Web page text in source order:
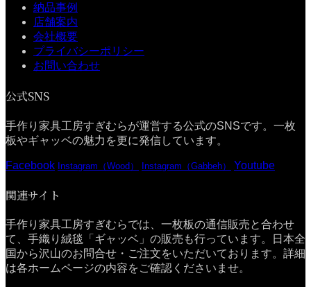
納品事例
店舗案内
会社概要
プライバシーポリシー
お問い合わせ
公式SNS
手作り家具工房すぎむらが運営する公式のSNSです。一枚
板やギャッベの魅力を更に発信しています。
Facebook Instagram（Wood） Instagram（Gabbeh） Youtube
関連サイト
手作り家具工房すぎむらでは、一枚板の通信販売と合わせ
て、手織り絨毯「ギャッベ」の販売も行っています。日本全
国から沢山のお問合せ・ご注文をいただいております。詳細
は各ホームページの内容をご確認くださいませ。